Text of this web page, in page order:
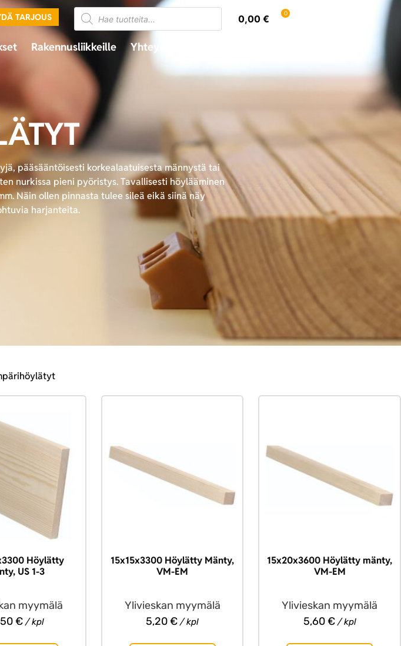
TARJOUS 0,00€ 0
Rakennusliikkeille Yhteystiedot
pääsääntöisesti korkealaatuisesta männystä tai
nurkissa pieni pyöristys. Tavallisesti höylääminen
Näin ollen pinnasta tulee sileä eikä siinä näy
harjanteita.
Höylätty
US 1-3
myymälä
€/ kpl
15x15x3300 Höylätty Mänty,
VM-EM
Ylivieskan myymälä
5,20€ / kpl
15x20x3600 Höylätty mänty,
VM-EM
Ylivieskan myymälä
5,60€/ kpl